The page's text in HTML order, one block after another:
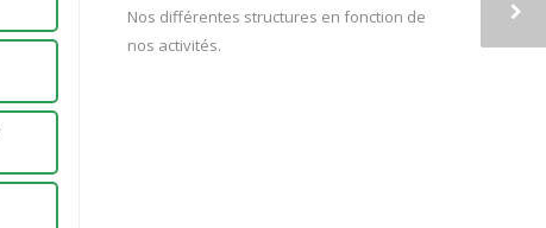
Nos différentes structures en fonction de
nos activités.